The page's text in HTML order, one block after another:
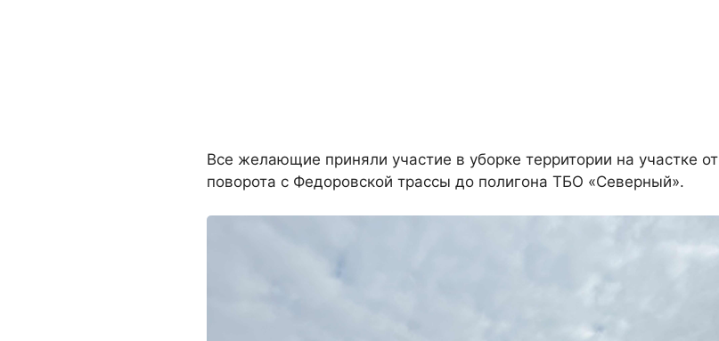
Все желающие приняли участие в уборке территории на участке от
поворота с Федоровской трассы до полигона ТБО «Северный».